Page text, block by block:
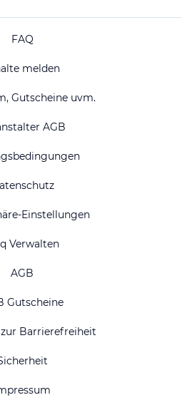
FAQ
melden
Gutscheine uvm.
AGB
Einstellungen
Verwalten
AGB
Gutscheine
Barrierefreiheit